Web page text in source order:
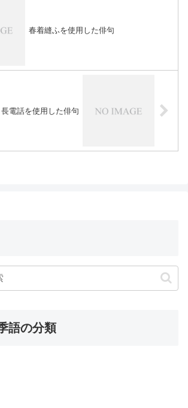
春着縫ふを使用した俳句
長電話を使用した俳句
語の分類